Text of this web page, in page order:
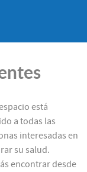
está
a todas las
interesadas en
su salud.
encontrar desde